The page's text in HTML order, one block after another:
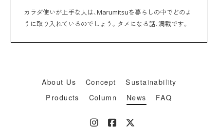
カラダ使いが上手な人は、Marumitsuを暮らしの中でどのよ
うに取り入れているのでしょう。タメになる話、満載です。
About Us Concept
Sustainability
Products
Column News FAQ